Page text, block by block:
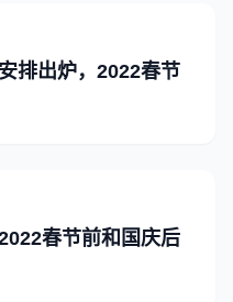
排出炉，2022春节
春节前和国庆后